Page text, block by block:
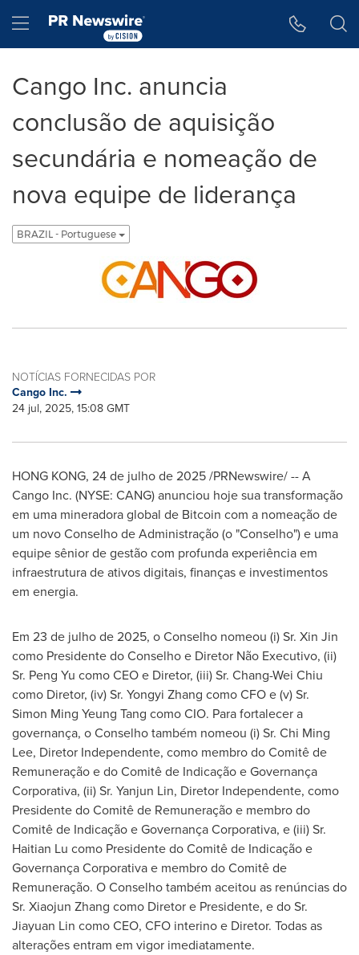
Hamburger menu
Cango Inc. anuncia
conclusão de aquisição
secundária e nomeação de
nova equipe de liderança
BRAZIL - Portuguese
NOTÍCIAS FORNECIDAS POR
Cango Inc.
24 jul, 2025, 15:08 GMT
HONG KONG, 24 de julho de 2025/PRNewswire/ -- A
Cango Inc. (NYSE: CANG) anunciou hoje sua transformação
em uma mineradora global de Bitcoin com a nomeação de
um novo Conselho de Administração (o "Conselho") e uma
equipe sênior de gestão com profunda experiência em
infraestrutura de ativos digitais, finanças e investimentos
em energia.
Em 23 de julho de 2025, o Conselho nomeou (i) Sr. Xin Jin
como Presidente do Conselho e Diretor Não Executivo, (ii)
Sr. Peng Yu como CEO e Diretor, (iii) Sr. Chang-Wei Chiu
como Diretor, (iv) Sr. Yongyi Zhang como CFO e (v) Sr.
Simon Ming Yeung Tang como CIO. Para fortalecer a
governança, o Conselho também nomeou (i) Sr. Chi Ming
Lee, Diretor Independente, como membro do Comitê de
Remuneração e do Comitê de Indicação e Governança
Corporativa, (ii) Sr. Yanjun Lin, Diretor Independente, como
Presidente do Comitê de Remuneração e membro do
Comitê de Indicação e Governança Corporativa, e (iii) Sr.
Haitian Lu como Presidente do Comitê de Indicação e
Governança Corporativa e membro do Comitê de
Remuneração. O Conselho também aceitou as renúncias do
Sr. Xiaojun Zhang como Diretor e Presidente, e do Sr.
Jiayuan Lin como CEO, CFO interino e Diretor. Todas as
alterações entram em vigor imediatamente.